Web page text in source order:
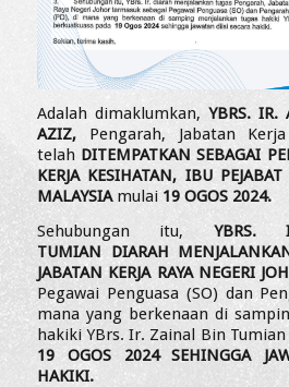
Adalah dimaklumkan, YBRS. IR.
AZIZ, Pengarah, Jabatan
telah DITEMPATKAN SEBAGAI
KERJA KESIHATAN, IBU PEJABAT
MALAYSIA mulai19 OGOS 2024.
Sehubungan itu, YBRS.
TUMIAN DIARAH
JABATAN KERJA RAYA NEGERI
Pegawai Penguasa (SO) dan
mana yang berkenaan di
hakiki YBrs. Ir. Zainal Bin Tumian
19 OGOS 2024 SEHINGGA
HAKIKI.